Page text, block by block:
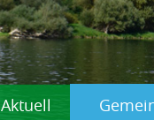
Aktuell